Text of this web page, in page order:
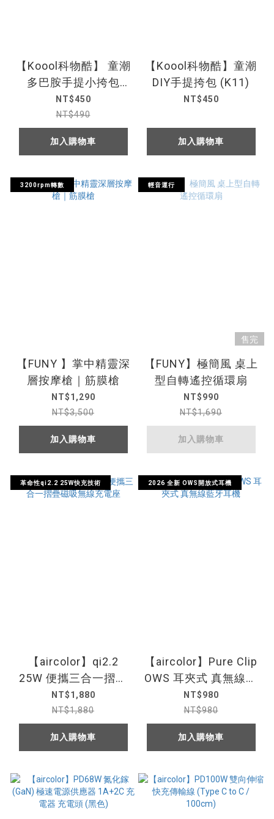
【Koool科物酷】 童潮
多巴胺手提小挎包
(K54)
NT$450
NT$490
加入購物車
【Koool科物酷】童潮
DIY手提挎包 (K11)
NT$450
加入購物車
3200rpm轉數
【FUNY 】掌中精靈深
層按摩槍｜筋膜槍
NT$1,290
NT$3,500
加入購物車
輕音運行
售完
【FUNY】極簡風 桌上
型自轉遙控循環扇
NT$990
NT$1,690
加入購物車
革命性qi2.2 25W快充技術
【aircolor】qi2.2
25W 便攜三合一摺疊
磁吸無線充電座
NT$1,880
NT$1,880
加入購物車
2026 全新 OWS開放式耳機
【aircolor】Pure Clip
OWS 耳夾式 真無線藍
牙耳機
NT$980
NT$980
加入購物車